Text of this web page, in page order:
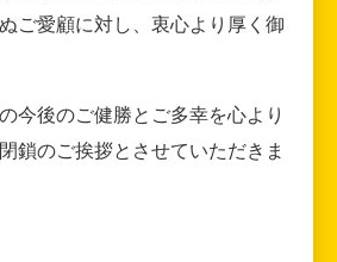
ご愛顧に対し、衷心より厚く御
今後のご健勝とご多幸を心より
鎖のご挨拶とさせていただきま